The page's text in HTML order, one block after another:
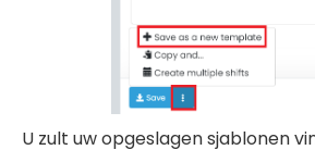
U zult uw opgeslagen sjablonen